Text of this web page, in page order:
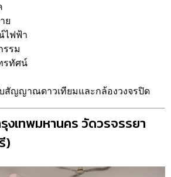
ย
ไฟฟ้า
รรม
รทัศน์
สัญญาณดาวเทียมและกล้องวงจรปิด
เทพมหานคร วัดวรจรรยา
)